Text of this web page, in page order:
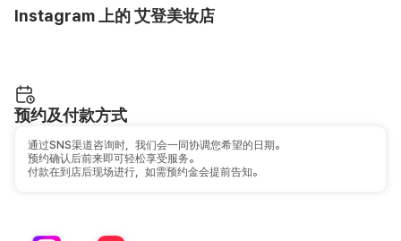
Instagram 上的 艾登美妆店
预约及付款方式
通过SNS渠道咨询时，我们会一同协调您希望的日期。
预约确认后前来即可轻松享受服务。
付款在到店后现场进行，如需预约金会提前告知。